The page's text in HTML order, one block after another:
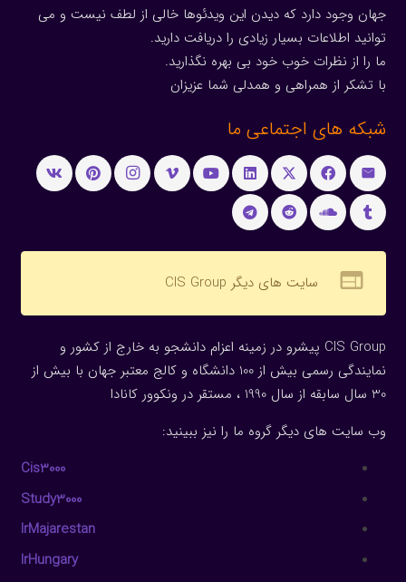
جهان وجود دارد که دیدن این ویدئوها خالی از لطف نیست و می
توانید اطلاعات بسیار زیادی را دریافت دارید.
ما را از نظرات خوب خود بی بهره نگذارید.
با تشکر از همراهی و همدلی شما عزیزان
شبکه های اجتماعی ما
web سایت های دیگر CIS Group
CIS Group پیشرو در زمینه اعزام دانشجو به خارج از کشور و
نمایندگی رسمی بیش از 100 دانشگاه و کالج معتبر جهان با بیش از
30 سال سابقه از سال 1990 ، مستقر در ونکوور کانادا
وب سایت های دیگر گروه ما را نیز ببینید:
Cis3000
Study3000
IrMajarestan
IrHungary